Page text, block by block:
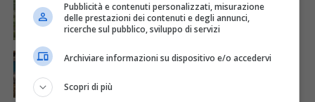
Siccità, Gattinara chiede il riconoscimento dello
stato di calamità naturale
ATTUALITÀ 4 giorni fa
Concluso il Master Gessi Summer Excellence 2026
Pubblicità e contenuti personalizzati, misurazione
delle prestazioni dei contenuti e degli annunci,
ricerche sul pubblico, sviluppo di servizi
Archiviare informazioni su dispositivo e/o accedervi
Scopri di più